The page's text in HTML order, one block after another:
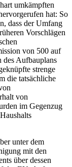
umkämpften
hat: So
dass der Umfang
Vorschlägen
von 500 auf
Aufbauplans
strenge
die tatsächliche
von
im Gegenzug
unter dem
mit den
über dessen